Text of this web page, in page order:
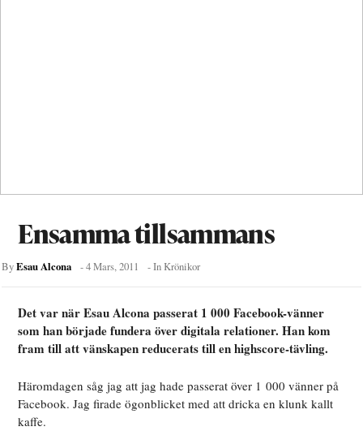
Ensamma tillsammans
ByEsau Alcona -4 Mars, 2011 - In Krönikor
Det var när Esau Alcona passerat 1 000 Facebook-vänner
som han började fundera över digitala relationer. Han kom
fram till att vänskapen reducerats till en highscore-tävling.
Häromdagen såg jag att jag hade passerat över 1 000 vänner på
Facebook. Jag firade ögonblicket med att dricka en klunk kallt
kaffe.